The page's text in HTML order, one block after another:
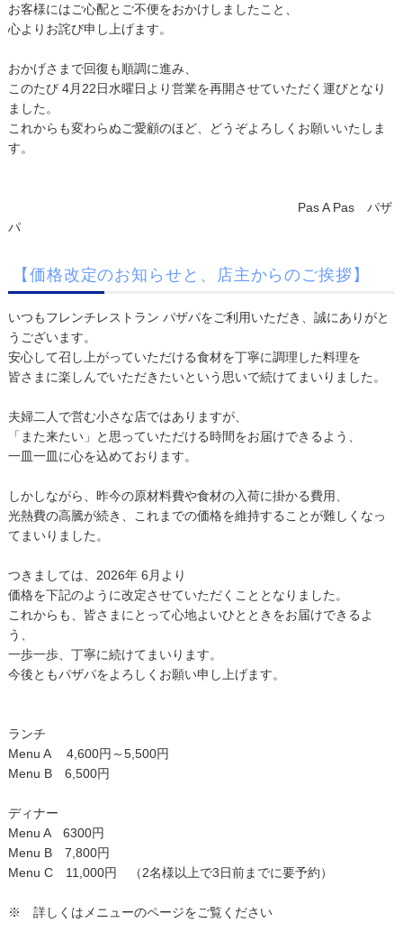
お客様にはご心配とご不便をおかけしましたこと、
心よりお詫び申し上げます。
おかげさまで回復も順調に進み、
このたび 4月22日水曜日より営業を再開させていただく運びとなり
ました。
これからも変わらぬご愛顧のほど、どうぞよろしくお願いいたしま
す。
Pas A Pas パザ
パ
【価格改定のお知らせと、店主からのご挨拶】
いつもフレンチレストラン パザパをご利用いただき、誠にありがと
うございます。
安心して召し上がっていただける食材を丁寧に調理した料理を
皆さまに楽しんでいただきたいという思いで続けてまいりました。
夫婦二人で営む小さな店ではありますが、
「また来たい」と思っていただける時間をお届けできるよう、
一皿一皿に心を込めております。
しかしながら、昨今の原材料費や食材の入荷に掛かる費用、
光熱費の高騰が続き、これまでの価格を維持することが難しくなっ
てまいりました。
つきましては、2026年 6月より
価格を下記のように改定させていただくこととなりました。
これからも、皆さまにとって心地よいひとときをお届けできるよ
う、
一歩一歩、丁寧に続けてまいります。
今後ともパザパをよろしくお願い申し上げます。
ランチ
Menu A 4,600円～5,500円
Menu B 6,500円
ディナー
Menu A 6300円
Menu B 7,800円
Menu C 11,000円 （2名様以上で3日前までに要予約）
※ 詳しくはメニューのページをご覧ください